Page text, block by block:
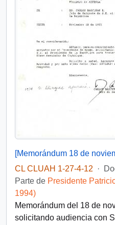
[Memorándum 18 de
CL CLUAH 1-27-4-12
·
Parte de Presidente
1994)
Memorándum del 18 de
solicitando audiencia con